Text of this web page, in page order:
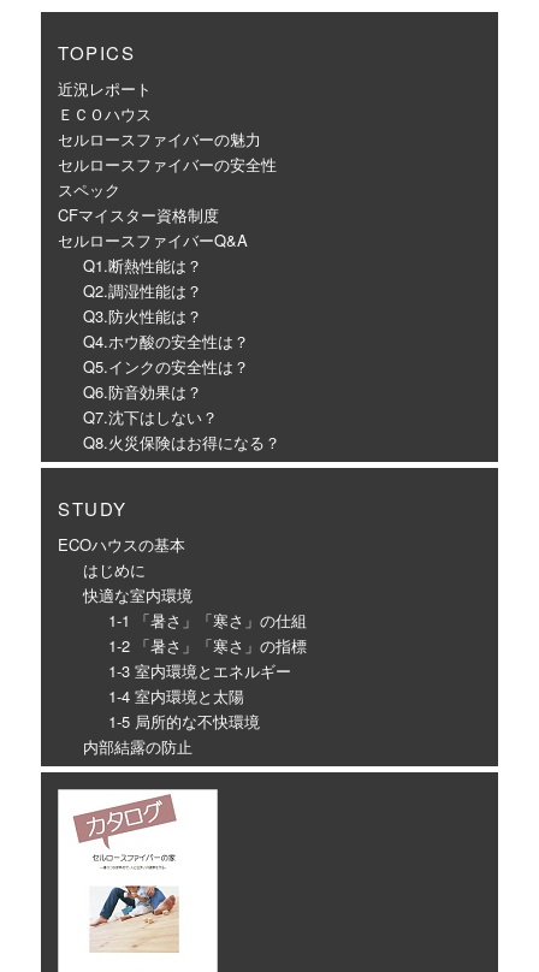
TOPICS
近況レポート
ＥＣＯハウス
セルロースファイバーの魅力
セルロースファイバーの安全性
スペック
CFマイスター資格制度
セルロースファイバーQ&A
Q1.断熱性能は？
Q2.調湿性能は？
Q3.防火性能は？
Q4.ホウ酸の安全性は？
Q5.インクの安全性は？
Q6.防音効果は？
Q7.沈下はしない？
Q8.火災保険はお得になる？
STUDY
ECOハウスの基本
はじめに
快適な室内環境
1-1 「暑さ」「寒さ」の仕組
1-2 「暑さ」「寒さ」の指標
1-3 室内環境とエネルギー
1-4 室内環境と太陽
1-5 局所的な不快環境
内部結露の防止